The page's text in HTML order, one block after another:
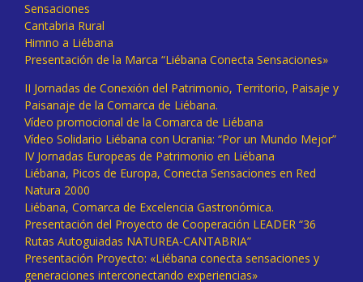
Sensaciones
Cantabria Rural
Himno a Liébana
Presentación de la Marca “Liébana Conecta Sensaciones»
II Jornadas de Conexión del Patrimonio, Territorio, Paisaje y
Paisanaje de la Comarca de Liébana.
Vídeo promocional de la Comarca de Liébana
Vídeo Solidario Liébana con Ucrania: “Por un Mundo Mejor”
IV Jornadas Europeas de Patrimonio en Liébana
Liébana, Picos de Europa, Conecta Sensaciones en Red
Natura 2000
Liébana, Comarca de Excelencia Gastronómica.
Presentación del Proyecto de Cooperación LEADER “36
Rutas Autoguiadas NATUREA-CANTABRIA”
Presentación Proyecto: «Liébana conecta sensaciones y
generaciones interconectando experiencias»